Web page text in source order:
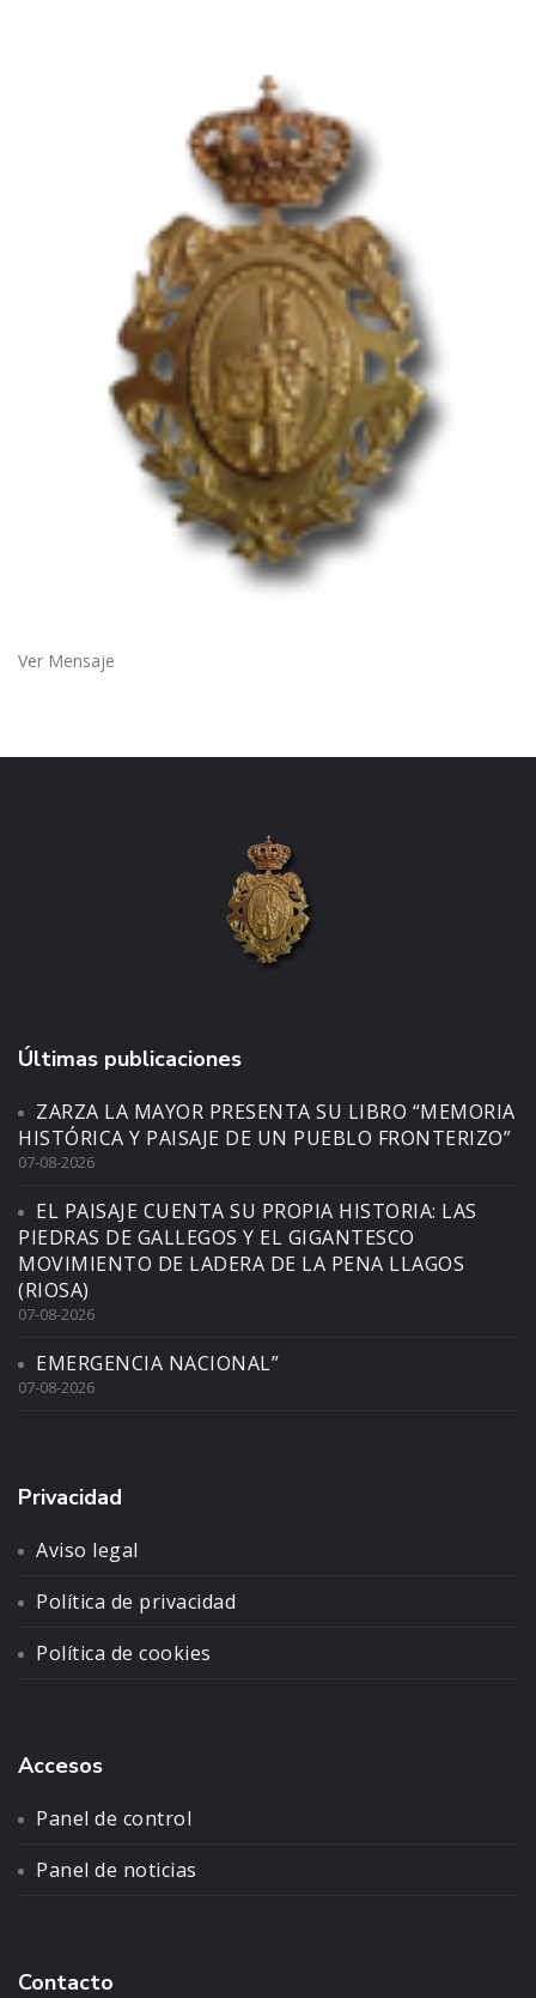
Ver Mensaje
Últimas publicaciones
ZARZA LA MAYOR PRESENTA SU LIBRO “MEMORIA
HISTÓRICA Y PAISAJE DE UN PUEBLO FRONTERIZO”
07-08-2026
EL PAISAJE CUENTA SU PROPIA HISTORIA: LAS
PIEDRAS DE GALLEGOS Y EL GIGANTESCO
MOVIMIENTO DE LADERA DE LA PENA LLAGOS
(RIOSA)
07-08-2026
EMERGENCIA NACIONAL”
07-08-2026
Privacidad
Aviso legal
Política de privacidad
Política de cookies
Accesos
Panel de control
Panel de noticias
Contacto